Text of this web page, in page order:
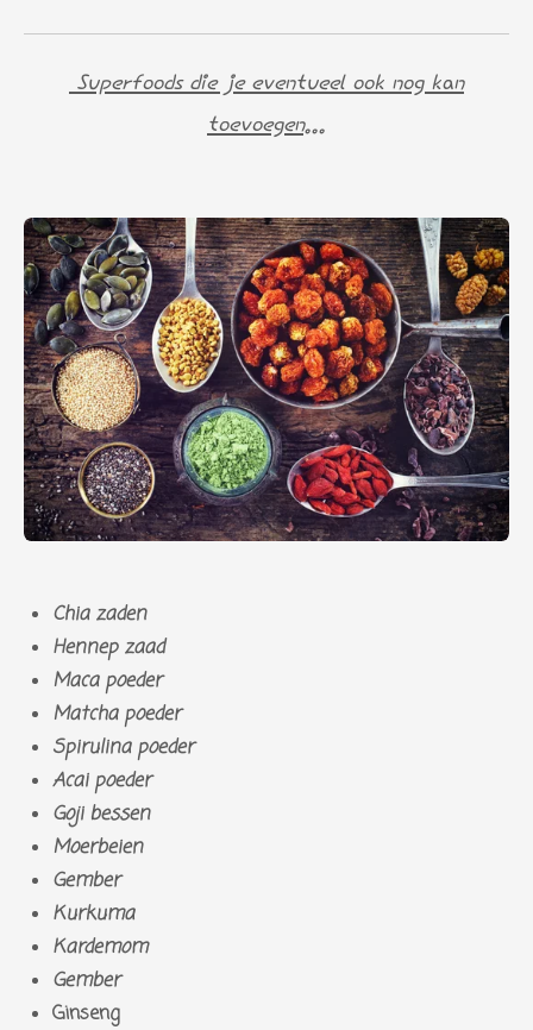
Superfoods die je eventueel ook nog kan
toevoegen...
Chia zaden
Hennep zaad
Maca poeder
Matcha poeder
Spirulina poeder
Acai poeder
Goji bessen
Moerbeien
Gember
Kurkuma
Kardemom
Gember
Ginseng